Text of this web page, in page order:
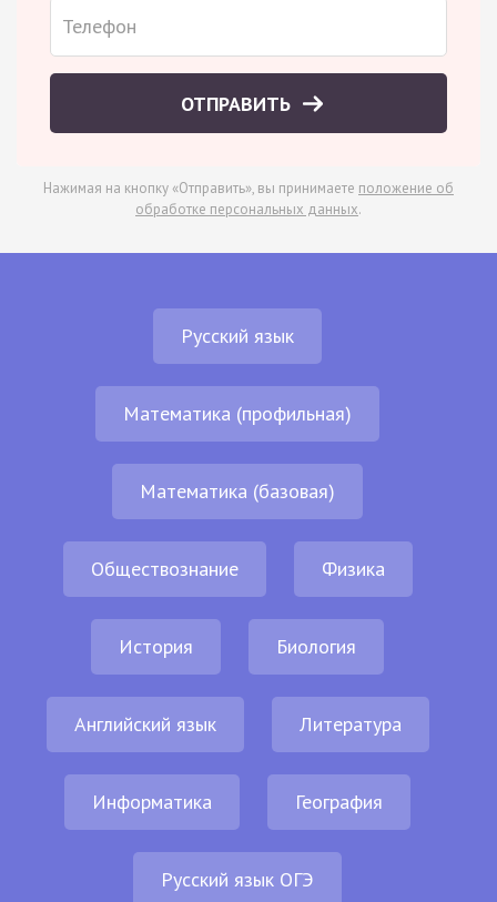
ОТПРАВИТЬ
Нажимая на кнопку «Отправить», вы принимаете положение об
обработке персональных данных.
Русский язык
Математика (профильная)
Математика (базовая)
Обществознание Физика
История Биология
Английский язык Литература
Информатика География
Русский язык ОГЭ